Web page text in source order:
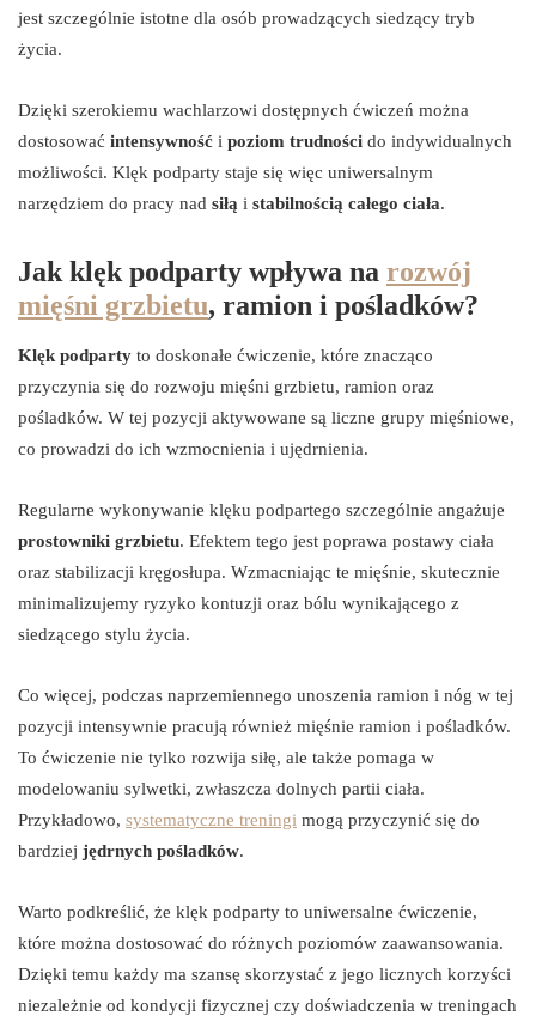
jest szczególnie istotne dla osób prowadzących siedzący tryb
życia.
Dzięki szerokiemu wachlarzowi dostępnych ćwiczeń można
dostosować intensywność i poziom trudności do indywidualnych
możliwości. Klęk podparty staje się więc uniwersalnym
narzędziem do pracy nad siłą i stabilnością całego ciała.
Jak klęk podparty wpływa na rozwój
mięśni grzbietu, ramion i pośladków?
Klęk podparty to doskonałe ćwiczenie, które znacząco
przyczynia się do rozwoju mięśni grzbietu, ramion oraz
pośladków. W tej pozycji aktywowane są liczne grupy mięśniowe,
co prowadzi do ich wzmocnienia i ujędrnienia.
Regularne wykonywanie klęku podpartego szczególnie angażuje
prostowniki grzbietu. Efektem tego jest poprawa postawy ciała
oraz stabilizacji kręgosłupa. Wzmacniając te mięśnie, skutecznie
minimalizujemy ryzyko kontuzji oraz bólu wynikającego z
siedzącego stylu życia.
Co więcej, podczas naprzemiennego unoszenia ramion i nóg w tej
pozycji intensywnie pracują również mięśnie ramion i pośladków.
To ćwiczenie nie tylko rozwija siłę, ale także pomaga w
modelowaniu sylwetki, zwłaszcza dolnych partii ciała.
Przykładowo, systematyczne treningi mogą przyczynić się do
bardziej jędrnych pośladków.
Warto podkreślić, że klęk podparty to uniwersalne ćwiczenie,
które można dostosować do różnych poziomów zaawansowania.
Dzięki temu każdy ma szansę skorzystać z jego licznych korzyści
niezależnie od kondycji fizycznej czy doświadczenia w treningach